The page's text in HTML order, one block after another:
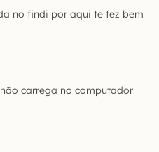
no findi por aqui te fez bem
carrega no computador